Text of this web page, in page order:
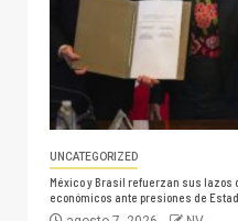
UNCATEGORIZED
México y Brasil refuerzan sus lazos
económicos ante presiones de